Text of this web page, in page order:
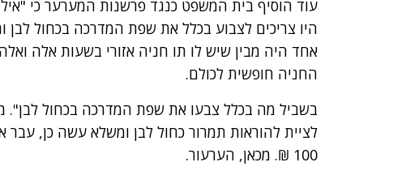
עוד הוסיף בית המשפט כנגד פרשנות המערער כי
היו צריכים לצבוע בכלל את שפת המדרכה בכחול לבן
אחד היה מבין שיש לו תו חניה אזורי בשעות אלה
החניה חופשית לכולם.
בשביל מה בכלל צבעו את שפת המדרכה בכחול
לציית להוראות תמרור כחול לבן ומשלא עשה כן, עבר
100 ₪. מכאן, הערעור.